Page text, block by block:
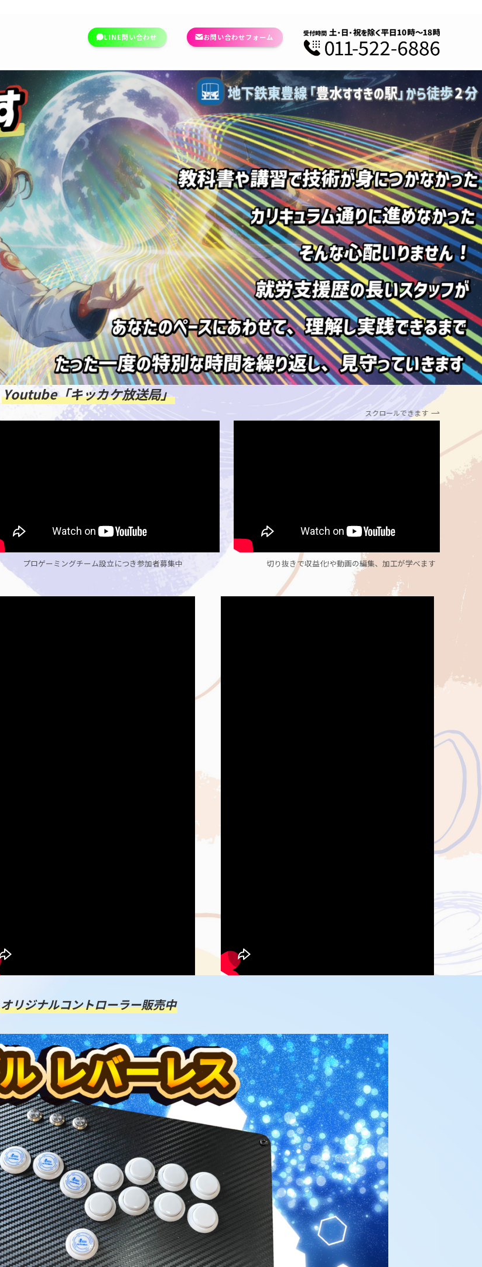
LINE問い合わせ お問い合わせフォーム
Youtube「キッカケ放送局」
スクロールできます
プロゲーミングチーム設立につき参加者募集中 切り抜きで収益化!や動画の編集、加工が学べます
オリジナルコントローラー販売中